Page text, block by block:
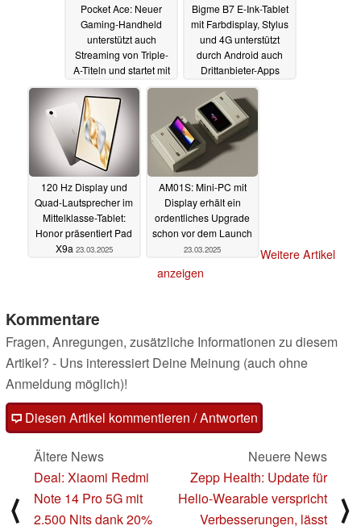
Pocket Ace: Neuer
Gaming-Handheld
unterstützt auch
Streaming von Triple-
A-Titeln und startet mit
Rabatt28.04.2025
Bigme B7 E-Ink-Tablet
mit Farbdisplay, Stylus
und 4G unterstützt
durch Android auch
Drittanbieter-Apps
28.03.2025
120 Hz Display und
Quad-Lautsprecher im
Mittelklasse-Tablet:
Honor präsentiert Pad
X9a 23.03.2025
AM01S: Mini-PC mit
Display erhält ein
ordentliches Upgrade
schon vor dem Launch
23.03.2025
Weitere Artikel
anzeigen
Kommentare
Fragen, Anregungen, zusätzliche Informationen zu diesem
Artikel? - Uns interessiert Deine Meinung (auch ohne
Anmeldung möglich)!
Diesen Artikel kommentieren / Antworten
⟨
Ältere News
Deal: Xiaomi Redmi
Note 14 Pro 5G mit
2.500 Nits dank 20%
Neuere News
Zepp Health: Update für
Helio-Wearable verspricht
Verbesserungen, lässt
⟩